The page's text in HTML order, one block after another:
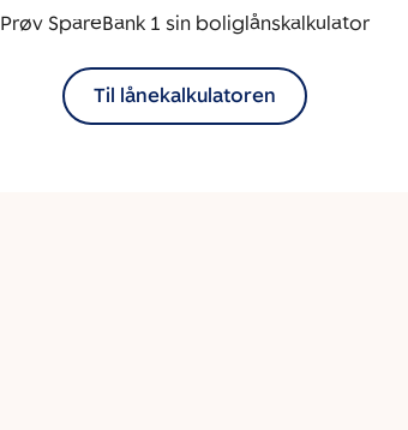
Prøv SpareBank 1 sin boliglånskalkulator
Til lånekalkulatoren